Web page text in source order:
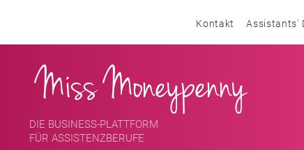
Header menu
Kontakt Assistants'
Miss Moneypenny
DIE BUSINESS-PLATTFORM
FÜR ASSISTENZBERUFE